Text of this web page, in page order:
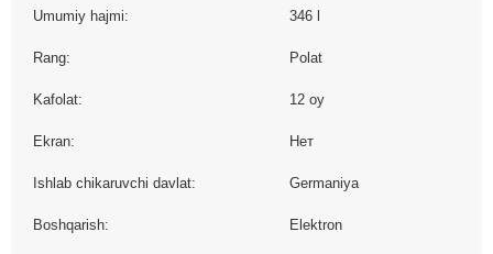
Umumiy hajmi: 346 l
Rang: Polat
Kafolat: 12 oy
Ekran: Нет
Ishlab chikaruvchi davlat: Germaniya
Boshqarish: Elektron